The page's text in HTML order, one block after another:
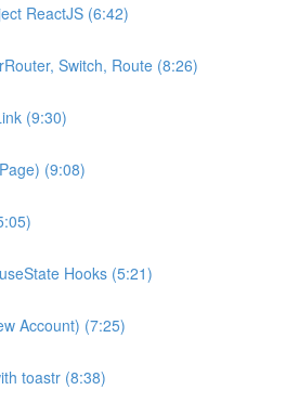
ReactJS (6:42)
Switch, Route (8:26)
(9:30)
(9:08)
Hooks (5:21)
Account) (7:25)
toastr (8:38)